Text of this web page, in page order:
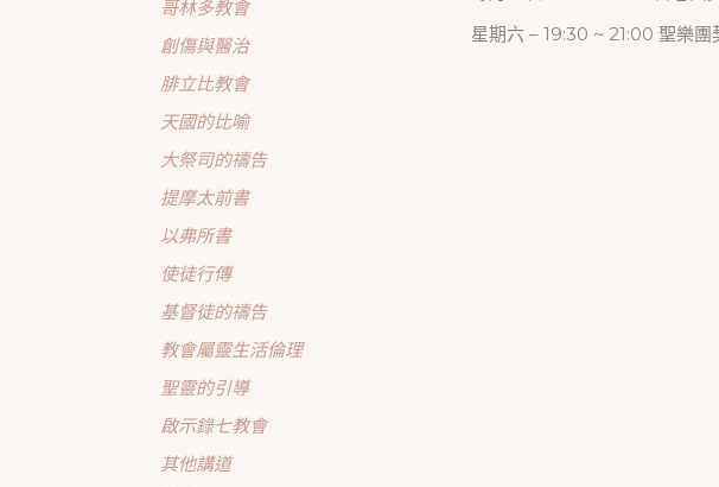
哥林多教會
創傷與醫治
腓立比教會
天國的比喻
大祭司的禱告
提摩太前書
以弗所書
使徒行傳
基督徒的禱告
教會屬靈生活倫理
聖靈的引導
啟示錄七教會
其他講道
星期六 – 19:30 ~ 21:00 聖樂團